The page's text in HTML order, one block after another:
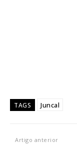
TAGS Juncal
Artigo anterior